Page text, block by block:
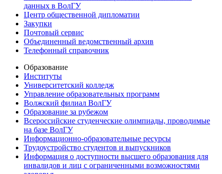
данных в ВолГУ
Центр общественной дипломатии
Закупки
Почтовый сервис
Объединенный ведомственный архив
Телефонный справочник
Образование
Институты
Университетский колледж
Управление образовательных программ
Волжский филиал ВолГУ
Образование за рубежом
Всероссийские студенческие олимпиады, проводимые
на базе ВолГУ
Информационно-образовательные ресурсы
Трудоустройство студентов и выпускников
Информация о доступности высшего образования для
инвалидов и лиц с ограниченными возможностями